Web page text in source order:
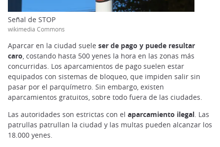
Señal de STOP
wikimedia Commons
Aparcar en la ciudad suele ser de pago y puede resultar
caro, costando hasta 500 yenes la hora en las zonas más
concurridas. Los aparcamientos de pago suelen estar
equipados con sistemas de bloqueo, que impiden salir sin
pasar por el parquímetro. Sin embargo, existen
aparcamientos gratuitos, sobre todo fuera de las ciudades.
Las autoridades son estrictas con el aparcamiento ilegal. Las
patrullas patrullan la ciudad y las multas pueden alcanzar los
18.000 yenes.